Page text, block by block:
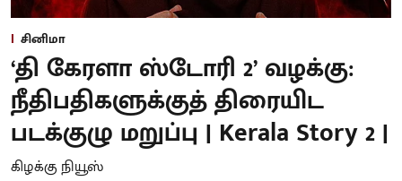
சினிமா
‘தி கேரளா ஸ்டோரி 2’ வழக்கு:
நீதிபதிகளுக்குத் திரையிட
படக்குழு மறுப்பு | Kerala Story 2 |
கிழக்கு நியூஸ்